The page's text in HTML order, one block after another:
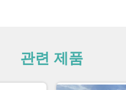
관련 제품